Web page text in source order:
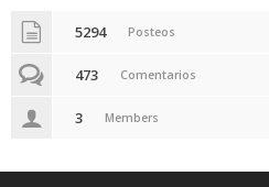
5294 Posteos
473 Comentarios
3 Members